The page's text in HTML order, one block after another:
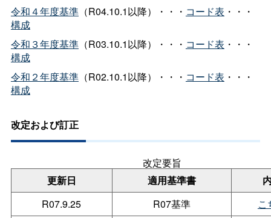
令和４年度基準（R04.10.1以降）・・・ コード表 ・・・
構成
令和３年度基準（R03.10.1以降）・・・ コード表 ・・・
構成
令和２年度基準（R02.10.1以降）・・・ コード表 ・・・
構成
改定および訂正
改定要旨
更新日
適用基準書
R07.9.25
R07基準
こ